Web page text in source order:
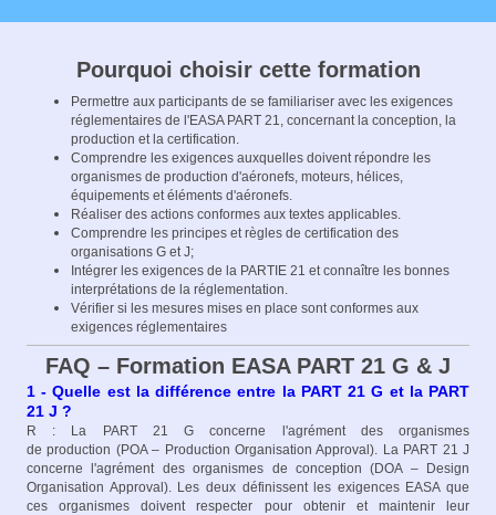
Pourquoi choisir cette formation
Permettre aux participants de se familiariser avec les exigences
réglementaires de l'EASA PART 21, concernant la conception, la
production et la certification.
Comprendre les exigences auxquelles doivent répondre les
organismes de production d'aéronefs, moteurs, hélices,
équipements et éléments d'aéronefs.
Réaliser des actions conformes aux textes applicables.
Comprendre les principes et règles de certification des
organisations G et J;
Intégrer les exigences de la PARTIE 21 et connaître les bonnes
interprétations de la réglementation.
Vérifier si les mesures mises en place sont conformes aux
exigences réglementaires
FAQ – Formation EASA PART 21 G & J
1 - Quelle est la différence entre la PART 21 G et la PART
21 J ?
R : La PART 21 G concerne l'agrément des organismes
de production (POA – Production Organisation Approval). La PART 21 J
concerne l'agrément des organismes de conception (DOA – Design
Organisation Approval). Les deux définissent les exigences EASA que
ces organismes doivent respecter pour obtenir et maintenir leur